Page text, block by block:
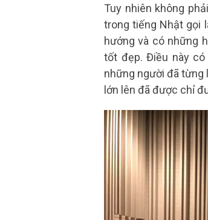
Tuy nhiên không
trong tiếng Nhật gọi
hướng và có những
tốt đẹp. Điều này
những người đã từng
lớn lên đã được chỉ